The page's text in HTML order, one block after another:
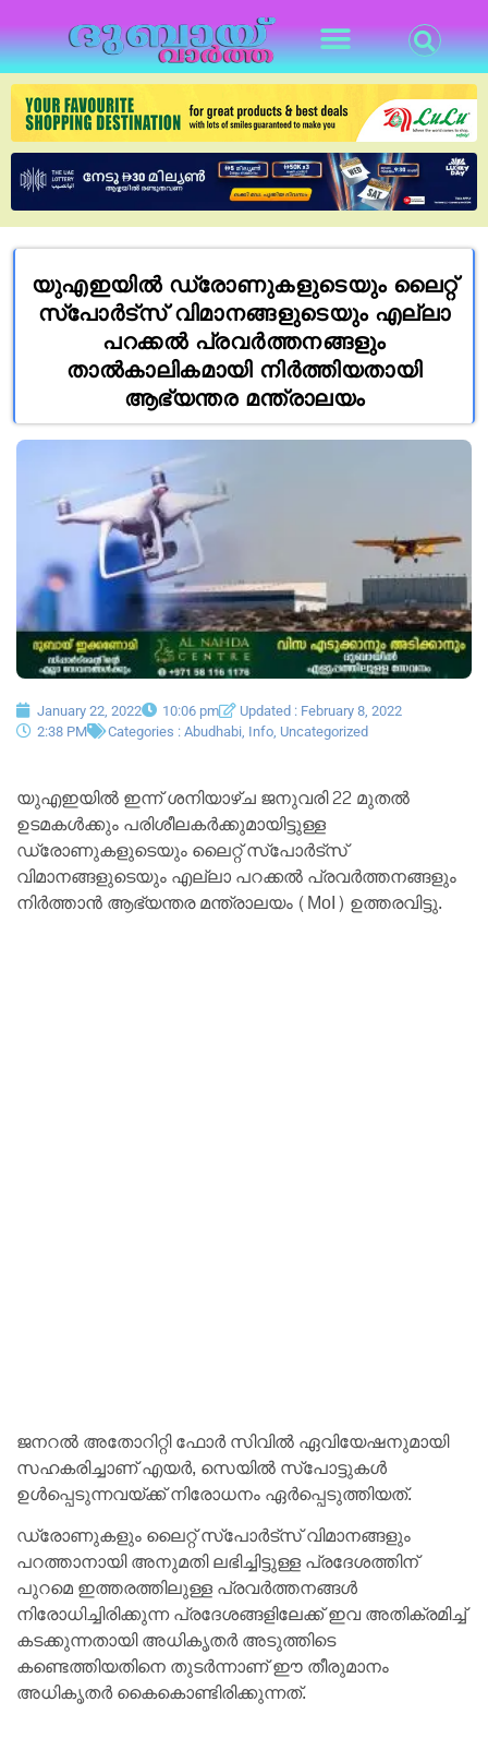
യുഎഇയിൽ ഡ്രോണുകളുടെയും ലൈറ്റ്
സ്‌പോർട്‌സ് വിമാനങ്ങളുടെയും എല്ലാ
പറക്കൽ പ്രവർത്തനങ്ങളും
താൽകാലികമായി നിർത്തിയതായി
ആഭ്യന്തര മന്ത്രാലയം
January 22, 2022 10:06 pm
Updated : February 8, 2022
2:38 PM
Categories : Abudhabi Info Uncategorized
യുഎഇയിൽ ഇന്ന് ശനിയാഴ്ച ജനുവരി 22 മുതൽ
ഉടമകൾക്കും പരിശീലകർക്കുമായിട്ടുള്ള
ഡ്രോണുകളുടെയും ലൈറ്റ് സ്‌പോർട്‌സ്
വിമാനങ്ങളുടെയും എല്ലാ പറക്കൽ പ്രവർത്തനങ്ങളും
നിർത്താൻ ആഭ്യന്തര മന്ത്രാലയം (MoI) ഉത്തരവിട്ടു.
ജനറൽ അതോറിറ്റി ഫോർ സിവിൽ ഏവിയേഷനുമായി
സഹകരിച്ചാണ് എയർ, സെയിൽ സ്പോട്ടുകൾ
ഉൾപ്പെടുന്നവയ്ക്ക് നിരോധനം ഏർപ്പെടുത്തിയത്.
ഡ്രോണുകളും ലൈറ്റ് സ്‌പോർട്‌സ് വിമാനങ്ങളും
പറത്താനായി അനുമതി ലഭിച്ചിട്ടുള്ള പ്രദേശത്തിന്
പുറമെ ഇത്തരത്തിലുള്ള പ്രവർത്തനങ്ങൾ
നിരോധിച്ചിരിക്കുന്ന പ്രദേശങ്ങളിലേക്ക് ഇവ അതിക്രമിച്ച്
കടക്കുന്നതായി അധികൃതർ അടുത്തിടെ
കണ്ടെത്തിയതിനെ തുടർന്നാണ് ഈ തീരുമാനം
അധികൃതർ കൈകൊണ്ടിരിക്കുന്നത്.